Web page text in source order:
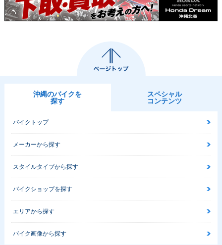
沖縄のバイクを
探す
スペシャル
コンテンツ
バイクトップ
メーカーから探す
スタイルタイプから探す
バイクショップを探す
エリアから探す
バイク画像から探す